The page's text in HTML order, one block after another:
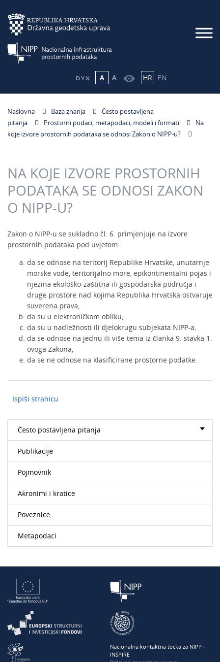
A A HR EN
Naslovna Baza znanja
Često postavljena
pitanja
Prostorni podaci, metapodaci, modeli i formati
Na
koje izvore prostornih podataka se odnosi Zakon o NIPP-u?
NA KOJE IZVORE PROSTORNIH
PODATAKA SE ODNOSI ZAKON
O NIPP-U?
Zakon o NIPP-u se sukladno čl. 6. primjenjuje na izvore
prostornih podataka pod uvjetom:
da se odnose na teritorij Republike Hrvatske, unutarnje
morske vode, teritorijalno more, epikontinentalni pojas i
njezina ekološko-zaštitna ili gospodarska područja i
druge prostore nad kojima Republika Hrvatska ostvaruje
suverena prava,
da su u elektroničkom obliku,
da su u nadležnosti ili djelokrugu subjekata NIPP-a,
da se odnose na jednu ili više tema iz članka 9. stavka 1.
ovoga Zakona,
da se ne odnose na klasificirane prostorne podatke.
Ispiši stranicu
Često postavljena pitanja
Publikacije
Pojmovnik
Akronimi i kratice
Poveznice
Metapodaci
Nacionalna kontaktna točka za NIPP i
INSPIRE